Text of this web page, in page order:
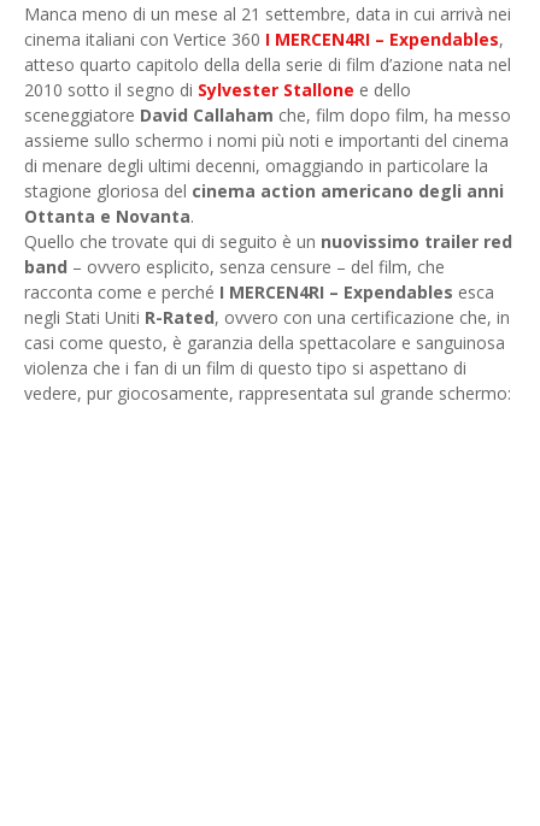
Manca meno di un mese al 21 settembre, data in cui arrivà nei
cinema italiani con Vertice 360 I MERCEN4RI – Expendables,
atteso quarto capitolo della della serie di film d’azione nata nel
2010 sotto il segno di Sylvester Stallone e dello
sceneggiatore David Callaham che, film dopo film, ha messo
assieme sullo schermo i nomi più noti e importanti del cinema
di menare degli ultimi decenni, omaggiando in particolare la
stagione gloriosa del cinema action americano degli anni
Ottanta e Novanta.
Quello che trovate qui di seguito è un nuovissimo trailer red
band – ovvero esplicito, senza censure – del film, che
racconta come e perché I MERCEN4RI – Expendables esca
negli Stati Uniti R-Rated, ovvero con una certificazione che, in
casi come questo, è garanzia della spettacolare e sanguinosa
violenza che i fan di un film di questo tipo si aspettano di
vedere, pur giocosamente, rappresentata sul grande schermo: